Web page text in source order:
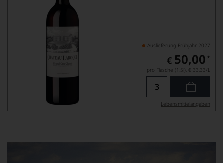
Auslieferung Frühjahr 2027
€ 50,00 *
pro Flasche (1.5l), € 33,33/L
Lebensmittel­angaben